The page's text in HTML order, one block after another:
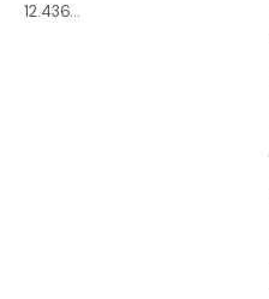
12.436…